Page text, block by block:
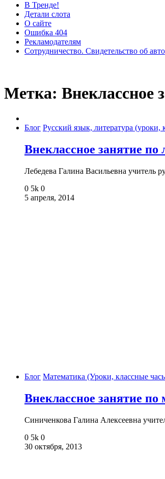
В Тренде!
Детали слота
О сайте
Ошибка 404
Рекламодателям
Сотрудничество. Свидетельство об
Метка: Внеклассное
Блог Русский язык, литература (уроки,
Внеклассное занятие по
Лебедева Галина Васильевна учитель
0 5k 0
5 апреля, 2014
Блог Математика (Уроки, классные
Внеклассное занятие
Синиченкова Галина Алексеевна
0 5k 0
30 октября, 2013